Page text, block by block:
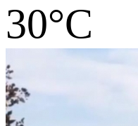
30°C